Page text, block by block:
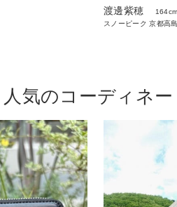
渡邊紫穂
164cm
スノーピーク 京都高
人気のコーディネー